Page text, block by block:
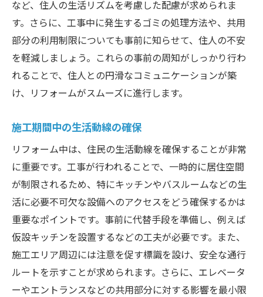
など、住人の生活リズムを考慮した配慮が求められま
す。さらに、工事中に発生するゴミの処理方法や、共用
部分の利用制限についても事前に知らせて、住人の不安
を軽減しましょう。これらの事前の周知がしっかり行わ
れることで、住人との円滑なコミュニケーションが築
け、リフォームがスムーズに進行します。
施工期間中の生活動線の確保
リフォーム中は、住民の生活動線を確保することが非常
に重要です。工事が行われることで、一時的に居住空間
が制限されるため、特にキッチンやバスルームなどの生
活に必要不可欠な設備へのアクセスをどう確保するかは
重要なポイントです。事前に代替手段を準備し、例えば
仮設キッチンを設置するなどの工夫が必要です。また、
施工エリア周辺には注意を促す標識を設け、安全な通行
ルートを示すことが求められます。さらに、エレベータ
ーやエントランスなどの共用部分に対する影響を最小限